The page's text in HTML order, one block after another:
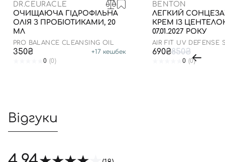
DR.CEURACLE
ОЧИЩАЮЧА ГІДРОФІЛЬНА
ОЛІЯ З ПРОБІОТИКАМИ, 20
МЛ
PRO BALANCE CLEANSING OIL
350₴ +17 кешбек
0 (0)
BENTON
ЛЕГКИЙ
КРЕМ ІЗ
07.01.2027 РОКУ
AIR FIT UV DEFENSE
SPF50
690₴850₴
0 (0)
Відгуки